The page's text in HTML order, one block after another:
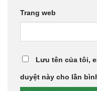
Trang web
Lưu tên của tôi,
duyệt này cho lần